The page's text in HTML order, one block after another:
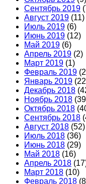
Сентябрь 2019
Август 2019 (11)
Июль 2019 (6)
Июнь 2019 (12)
Май 2019 (6)
Апрель 2019 (2)
Март 2019 (1)
Февраль 2019
Январь 2019
Декабрь 2018
Ноябрь 2018
Октябрь 2018
Сентябрь 2018
Август 2018 (52)
Июль 2018 (36)
Июнь 2018 (29)
Май 2018 (16)
Апрель 2018
Март 2018 (10)
Февраль 2018